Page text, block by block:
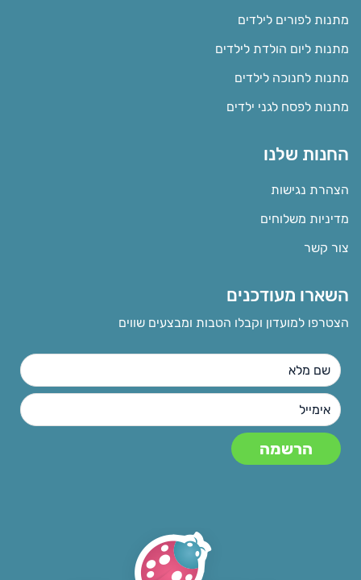
מתנות לפורים לילדים
מתנות ליום הולדת לילדים
מתנות לחנוכה לילדים
מתנות לפסח לגני ילדים
החנות שלנו
הצהרת נגישות
מדיניות משלוחים
צור קשר
השארו מעודכנים
הצטרפו למועדון וקבלו הטבות ומבצעים שווים